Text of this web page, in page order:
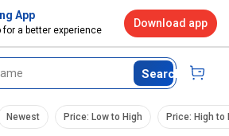
Search
Newest Price: Low to High Price: High to
App
for a better experience
Download app